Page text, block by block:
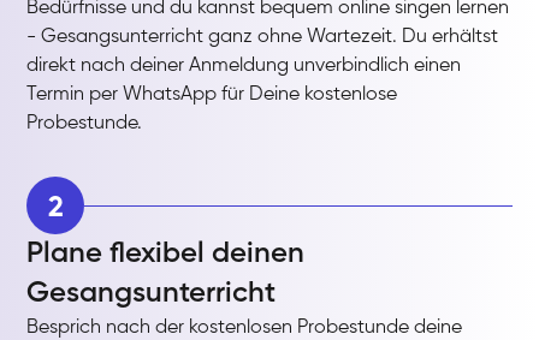
Bedürfnisse und du kannst bequem online singen lernen
- Gesangsunterricht ganz ohne Wartezeit. Du erhältst
direkt nach deiner Anmeldung unverbindlich einen
Termin per WhatsApp für Deine kostenlose
Probestunde.
2
Plane flexibel deinen
Gesangsunterricht
Besprich nach der kostenlosen Probestunde deine